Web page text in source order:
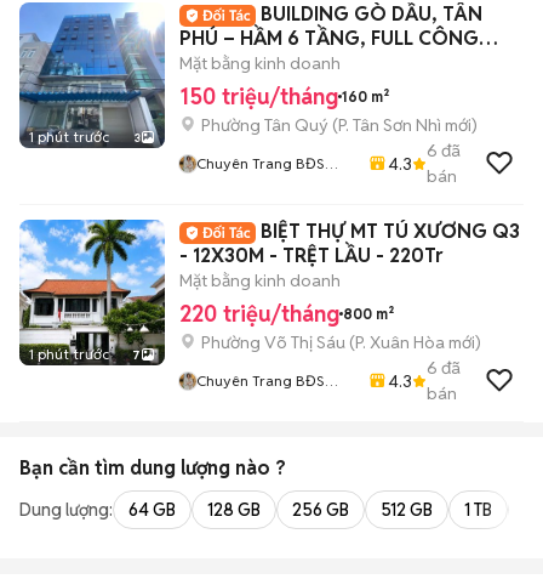
1 phút trước 3
BUILDING GÒ DẦU, TÂN
PHÚ – HẦM 6 TẦNG, FULL CÔNG
NĂNG
Mặt bằng kinh doanh
150 triệu/tháng 160 m²
Phường Tân Quý (P. Tân Sơn Nhì mới)
Chuyên Trang BĐS
4.3
6 đã
bán
1 phút trước 7
BIỆT THỰ MT TÚ XƯƠNG Q3
- 12X30M - TRỆT LẦU - 220Tr
Mặt bằng kinh doanh
220 triệu/tháng 800 m²
Phường Võ Thị Sáu (P. Xuân Hòa mới)
Chuyên Trang BĐS
4.3
6 đã
bán
Bạn cần tìm dung lượng nào ?
Dung lượng: 64 GB 128 GB 256 GB 512 GB 1 TB